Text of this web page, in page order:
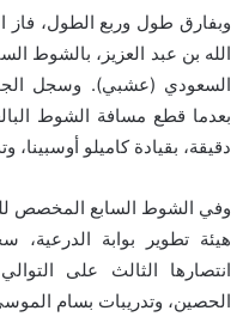
وبفارق طول وربع الطول، فاز
السعودي (عشبي). وسجل
دقيقة، بقيادة كاميلو أوسبينا،
وفي الشوط السابع المخصص
هيئة تطوير بوابة
انتصارها الثالث على
الحصين، وتدريبات بسام